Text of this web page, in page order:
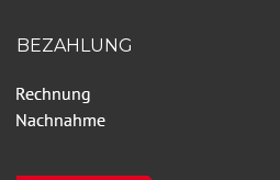
BEZAHLUNG